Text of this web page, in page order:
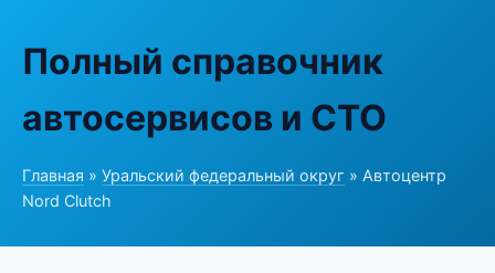
Полный справочник
автосервисов и СТО
Главная » Уральский федеральный округ » Автоцентр
Nord Clutch